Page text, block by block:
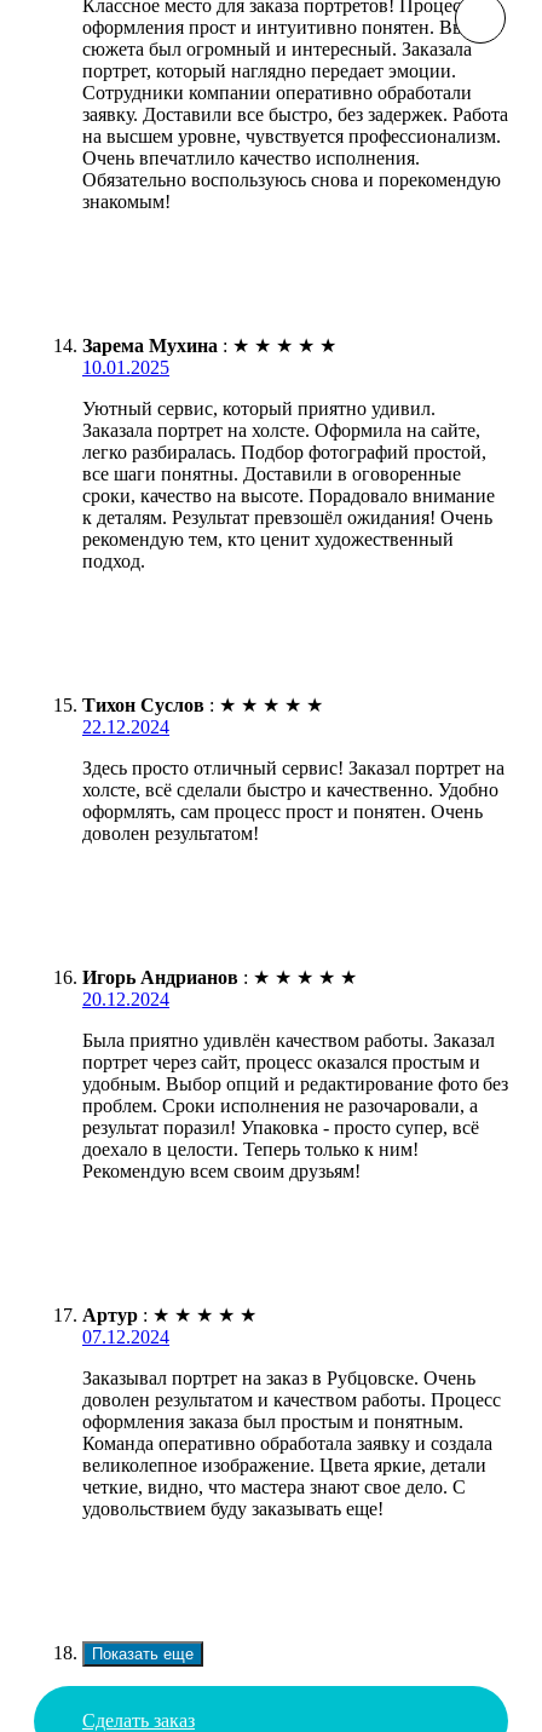
Классное место для заказа портретов! Процесс
оформления прост и интуитивно понятен. Выбор
сюжета был огромный и интересный. Заказала
портрет, который наглядно передает эмоции.
Сотрудники компании оперативно обработали
заявку. Доставили все быстро, без задержек. Работа
на высшем уровне, чувствуется профессионализм.
Очень впечатлило качество исполнения.
Обязательно воспользуюсь снова и порекомендую
знакомым!
Зарема Мухина : ★ ★ ★ ★ ★
10.01.2025
Уютный сервис, который приятно удивил.
Заказала портрет на холсте. Оформила на сайте,
легко разбиралась. Подбор фотографий простой,
все шаги понятны. Доставили в оговоренные
сроки, качество на высоте. Порадовало внимание
к деталям. Результат превзошёл ожидания! Очень
рекомендую тем, кто ценит художественный
подход.
Тихон Суслов : ★ ★ ★ ★ ★
22.12.2024
Здесь просто отличный сервис! Заказал портрет на
холсте, всё сделали быстро и качественно. Удобно
оформлять, сам процесс прост и понятен. Очень
доволен результатом!
Игорь Андрианов : ★ ★ ★ ★ ★
20.12.2024
Была приятно удивлён качеством работы. Заказал
портрет через сайт, процесс оказался простым и
удобным. Выбор опций и редактирование фото без
проблем. Сроки исполнения не разочаровали, а
результат поразил! Упаковка - просто супер, всё
доехало в целости. Теперь только к ним!
Рекомендую всем своим друзьям!
Артур : ★ ★ ★ ★ ★
07.12.2024
Заказывал портрет на заказ в Рубцовске. Очень
доволен результатом и качеством работы. Процесс
оформления заказа был простым и понятным.
Команда оперативно обработала заявку и создала
великолепное изображение. Цвета яркие, детали
четкие, видно, что мастера знают свое дело. С
удовольствием буду заказывать еще!
Показать еще
Сделать заказ